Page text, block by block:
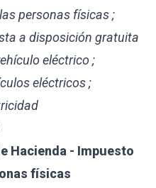
personas físicas ;
a disposición gratuita
eléctrico ;
eléctricos ;
Hacienda - Impuesto
físicas